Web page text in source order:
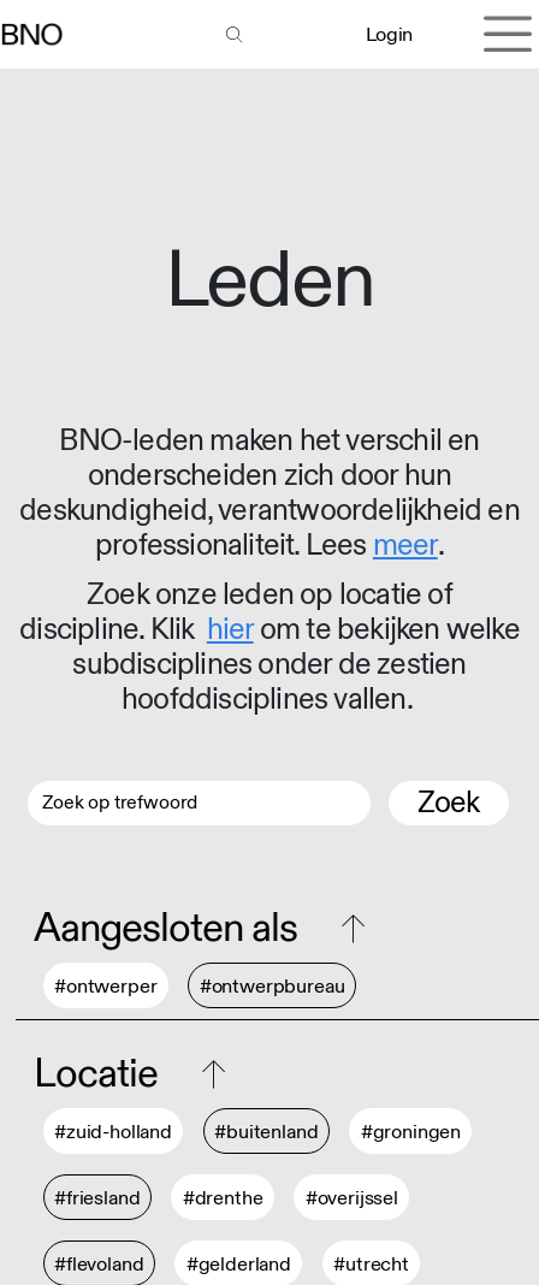
Login
Leden
BNO-leden maken het verschil en
onderscheiden zich door hun
deskundigheid, verantwoordelijkheid en
professionaliteit. Lees meer.
Zoek onze leden op locatie of
discipline. Klik hierom te bekijken welke
subdisciplines onder de zestien
hoofddisciplines vallen.
Zoek
Aangesloten als
#ontwerper #ontwerpbureau
Locatie
#zuid-holland #buitenland #groningen
#friesland #drenthe #overijssel
#flevoland #gelderland #utrecht